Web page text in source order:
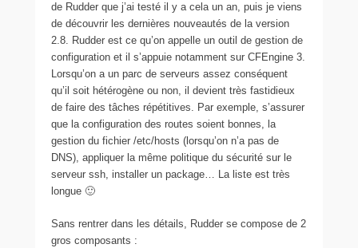
de Rudder que j’ai testé il y a cela un an, puis je viens
de découvrir les dernières nouveautés de la version
2.8. Rudder est ce qu’on appelle un outil de gestion de
configuration et il s’appuie notamment sur CFEngine 3.
Lorsqu’on a un parc de serveurs assez conséquent
qu’il soit hétérogène ou non, il devient très fastidieux
de faire des tâches répétitives. Par exemple, s’assurer
que la configuration des routes soient bonnes, la
gestion du fichier /etc/hosts (lorsqu’on n’a pas de
DNS), appliquer la même politique du sécurité sur le
serveur ssh, installer un package… La liste est très
longue 🙂
Sans rentrer dans les détails, Rudder se compose de 2
gros composants :